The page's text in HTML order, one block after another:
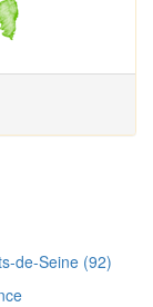
de-Seine (92)